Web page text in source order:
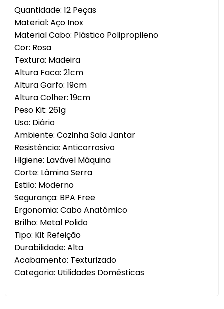
Quantidade: 12 Peças
Material: Aço Inox
Material Cabo: Plástico Polipropileno
Cor: Rosa
Textura: Madeira
Altura Faca: 21cm
Altura Garfo: 19cm
Altura Colher: 19cm
Peso Kit: 261g
Uso: Diário
Ambiente: Cozinha Sala Jantar
Resistência: Anticorrosivo
Higiene: Lavável Máquina
Corte: Lâmina Serra
Estilo: Moderno
Segurança: BPA Free
Ergonomia: Cabo Anatômico
Brilho: Metal Polido
Tipo: Kit Refeição
Durabilidade: Alta
Acabamento: Texturizado
Categoria: Utilidades Domésticas